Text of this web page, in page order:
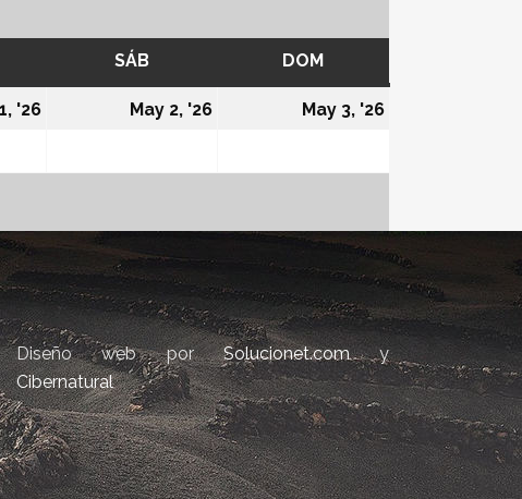
SÁBSÁBADO DOM
'26 01/05/2026May 2, '26 02/05/2026May 3, '26
Diseño web porSolucionet.comy
Cibernatural